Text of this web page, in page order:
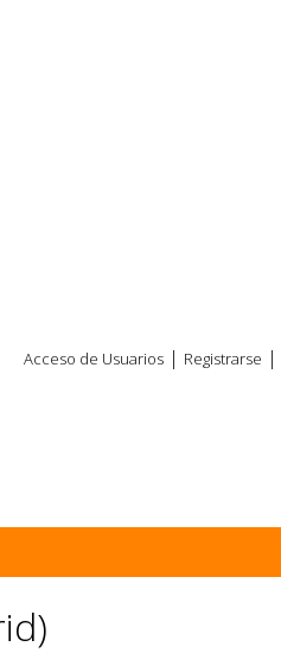
Acceso de Usuarios | Registrarse |